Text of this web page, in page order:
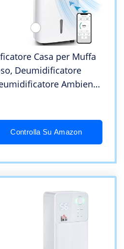
Casa per Muffa
Deumidificatore
Ambiente
Basso Consumo,
Controlla Su Amazon